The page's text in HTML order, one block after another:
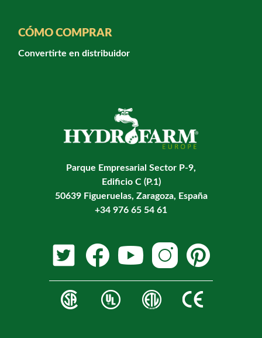
CÓMO COMPRAR
Convertirte en distribuidor
Parque Empresarial Sector P-9,
Edificio C (P.1)
50639 Figueruelas, Zaragoza, España
+34 976 65 54 61